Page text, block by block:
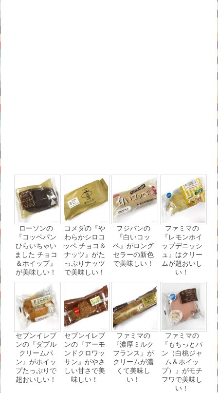
ローソンの
『コッペパン
ひらいちゃい
ました チョコ
＆ホイップ』
が美味しい！
コメダの『や
わらかシロコ
ッペ チョコ＆
ナッツ』がた
っぷりナッツ
で美味しい！
フジパンの
『白いコッ
ペ』がロング
セラーの新色
で美味しい！
ファミマの
『レモンホイ
ップデニッシ
ュ』はクリー
ムが超おいし
い！
セブンイレブ
ンの『ダブル
クリームパ
ン』がホイッ
プたっぷりで
超おいしい！
セブンイレブ
ンの『アーモ
ンドクロワッ
サン』がやさ
しい甘さで美
味しい！
ファミマの
『濃厚ミルク
フランス』が
クリームが濃
くて美味し
い！
ファミマの
『もちっとパ
ン（白桃ジャ
ム＆ホイッ
プ）』がモチ
フワで美味し
い！